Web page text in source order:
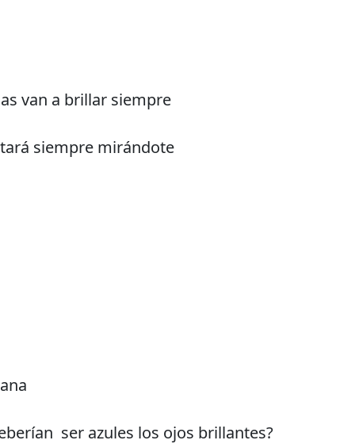
van a brillar siempre
siempre mirándote
ser azules los ojos brillantes?